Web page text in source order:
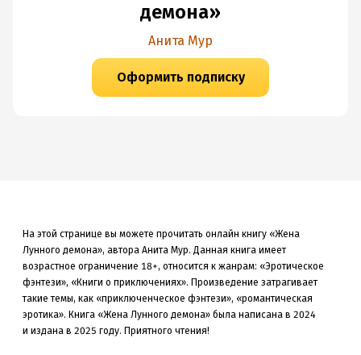
демона»
Анита Мур
Оформить подписку
На этой странице вы можете прочитать онлайн книгу «Жена
Лунного демона», автора Анита Мур. Данная книга имеет
возрастное ограничение 18+, относится к жанрам: «Эротическое
фэнтези», «Книги о приключениях». Произведение затрагивает
такие темы, как «приключенческое фэнтези», «романтическая
эротика». Книга «Жена Лунного демона» была написана в 2024
и издана в 2025 году. Приятного чтения!